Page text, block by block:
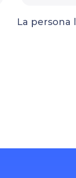
La persona